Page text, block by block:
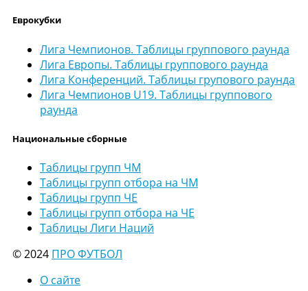
Еврокубки
Лига Чемпионов. Таблицы группового раунда
Лига Европы. Таблицы группового раунда
Лига Конференций. Таблицы групового раунда
Лига Чемпионов U19. Таблицы группового
раунда
Национальные сборные
Таблицы групп ЧМ
Таблицы групп отбора на ЧМ
Таблицы групп ЧЕ
Таблицы групп отбора на ЧЕ
Таблицы Лиги Наций
© 2024 ПРО ФУТБОЛ
О сайте